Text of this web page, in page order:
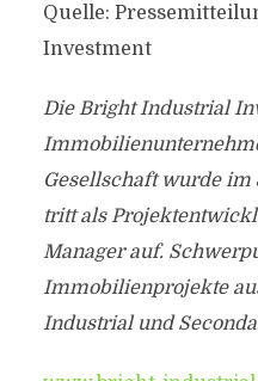
Quelle:
Investment
Die Bright Industrial
Gesellschaft wurde
tritt als
Manager auf.
Immobilienprojekte
Industrial und